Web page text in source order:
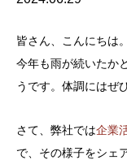
皆さん、こんにちは
今年も雨が続いたか
うです。体調にはぜ
さて、弊社では企業
で、その様子をシェ